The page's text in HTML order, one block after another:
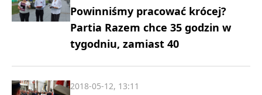
Powinniśmy pracować krócej?
Partia Razem chce 35 godzin w
tygodniu, zamiast 40
2018-05-12, 13:11